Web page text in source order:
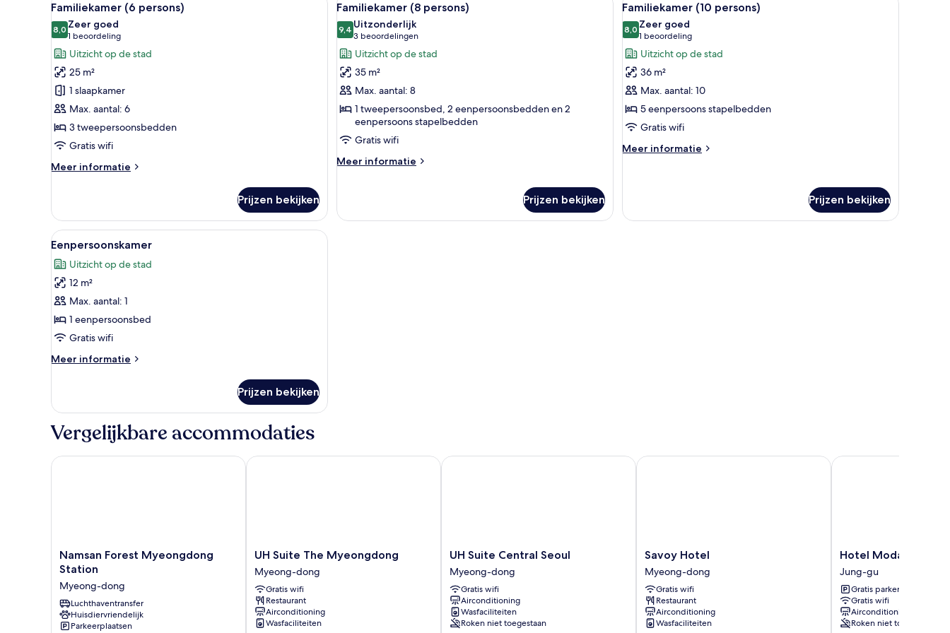
foto's
voor
Familiekamer
(6
persons)
laden
9
Familiekamer (6 persons)
8,08,0 van 10
Zeer goed
1 beoordeling
(1
beoordeling)
Uitzicht op de stad
25 m²
1 slaapkamer
Max. aantal: 6
3 tweepersoonsbedden
Gratis wifi
Meer informatie
Meer
(6
persons)
Prijzen bekijken
foto's
voor
Familiekamer
(8
persons)
laden
17
Familiekamer (8 persons)
9,49,4 van 10
Uitzonderlijk
3 beoordelingen
(3
beoordelingen)
Uitzicht op de stad
35 m²
Max. aantal: 8
1 tweepersoonsbed, 2 eenpersoonsbedden en 2
eenpersoons stapelbedden
Gratis wifi
Meer informatie
Meer
(8
persons)
Prijzen bekijken
foto's
voor
Familiekamer
(10
persons)
laden
6
Familiekamer (10 persons)
8,08,0 van 10
Zeer goed
1 beoordeling
(1
beoordeling)
Uitzicht op de stad
36 m²
Max. aantal: 10
5 eenpersoons stapelbedden
Gratis wifi
Meer informatie
Meer
persons)
Prijzen bekijken
Alle
foto's
voor
Eenpersoonskamer
laden
Een slaapkamer met stapelbed, bureau, stoel en een blauwe deur met een 'Niet roken'-bord.
3
Eenpersoonskamer
Uitzicht op de stad
12 m²
Max. aantal: 1
1 eenpersoonsbed
Gratis wifi
Meer informatie
Meer
Prijzen bekijken
Vergelijkbare accommodaties
Namsan
Forest
Station
Myeong-
dong
Namsan Forest Myeongdong
Station
Myeong-dong
Luchthaventransfer
Huisdiervriendelijk
Parkeerplaatsen
Namsan Forest Myeongdong Station
UH
Suite
The
Myeongdong
Myeong-
dong
UH Suite The Myeongdong
Myeong-dong
Gratis wifi
Restaurant
Airconditioning
Wasfaciliteiten
UH Suite The Myeongdong
UH
Suite
Central
Seoul
Myeong-
dong
UH Suite Central Seoul
Myeong-dong
Gratis wifi
Airconditioning
Wasfaciliteiten
Roken niet toegestaan
UH Suite Central Seoul
Savoy
Hotel
Myeong-
dong
Savoy Hotel
Myeong-dong
Gratis wifi
Restaurant
Airconditioning
Wasfaciliteiten
Savoy Hotel
Hotel
Modak
Namdaemun
Jung-
gu
Hotel Modak
Jung-gu
Gratis parkeren
Gratis wifi
Airconditioning
Roken niet toegestaan
Hotel Modak